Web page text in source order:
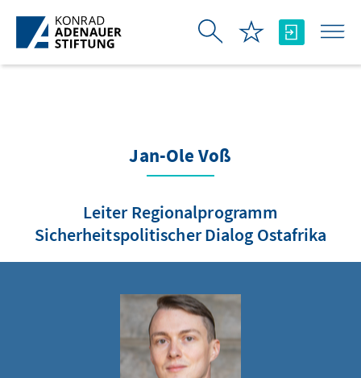
Skip to Main Content
Jan-Ole Voß
Leiter Regionalprogramm
Sicherheitspolitischer Dialog Ostafrika